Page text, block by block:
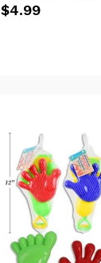
$4.99